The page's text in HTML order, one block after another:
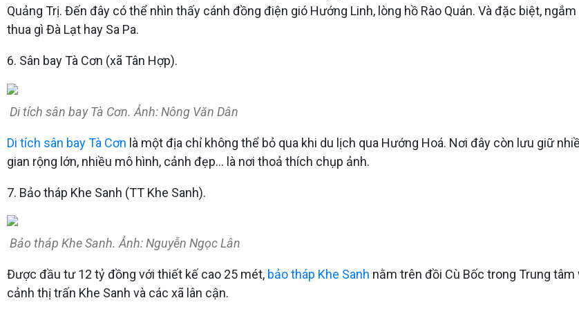
Quảng Trị. Đến đây có thể nhìn thấy cánh đồng điện gió Hướng Linh, lòng hồ Rào Quán. Và đặc biệt,
thua gì Đà Lạt hay Sa Pa.
6. Sân bay Tà Cơn (xã Tân Hợp).
Di tích sân bay Tà Cơn. Ảnh: Nông Văn Dân
Di tích sân bay Tà Cơn là một địa chỉ không thể bỏ qua khi du lịch qua Hướng Hoá. Nơi đây còn lưu giữ
gian rộng lớn, nhiều mô hình, cảnh đẹp... là nơi thoả thích chụp ảnh.
7. Bảo tháp Khe Sanh (TT Khe Sanh).
Bảo tháp Khe Sanh. Ảnh: Nguyễn Ngọc Lân
Được đầu tư 12 tỷ đồng với thiết kế cao 25 mét, bảo tháp Khe Sanh nằm trên đồi Cù Bốc trong Trung
cảnh thị trấn Khe Sanh và các xã lân cận.